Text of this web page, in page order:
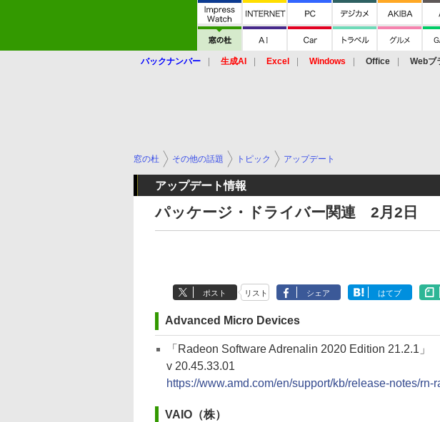
バックナンバー 生成AI Excel Windows Office Webブ
窓の杜 その他の話題 トピック アップデート
アップデート情報
パッケージ・ドライバー関連 2月2日
ポスト リスト シェア はてブ
Advanced Micro Devices
「Radeon Software Adrenalin 2020 Edition 21.2.1」
v 20.45.33.01
https://www.amd.com/en/support/kb/release-notes/rn-
VAIO（株）